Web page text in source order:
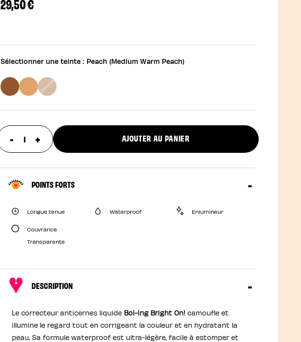
29,50 €
Sélectionner une teinte : Peach (Medium Warm Peach)
- update product quantity
+ AJOUTER AU PANIER
POINTS FORTS
Longue tenue Waterproof Enlumineur
Couvrance
Transparente
DESCRIPTION
Le correcteur anticernes liquide Boi-ing Bright On! camoufle et
illumine le regard tout en corrigeant la couleur et en hydratant la
peau. Sa formule waterproof est ultra-légère, facile à estomper et